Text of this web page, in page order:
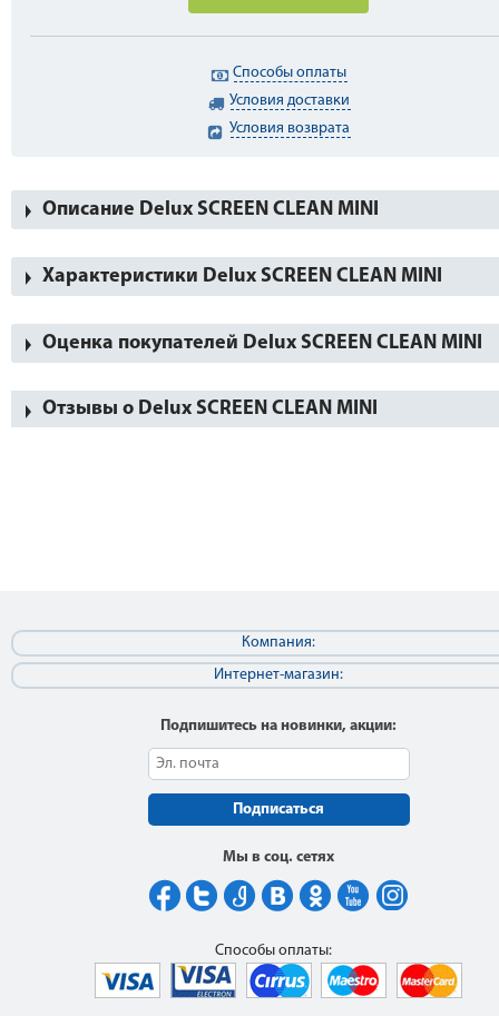
Способы оплаты
Условия доставки
Условия возврата
Описание Delux SCREEN CLEAN MINI
Характеристики Delux SCREEN CLEAN MINI
Оценка покупателей Delux SCREEN CLEAN MINI
Отзывы о Delux SCREEN CLEAN MINI
Компания:
Интернет-магазин:
Подпишитесь на новинки, акции:
Подписаться
Мы в соц. сетях
Способы оплаты: